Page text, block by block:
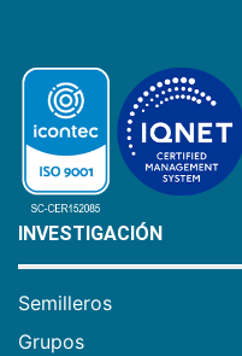
INVESTIGACIÓN
Semilleros
Grupos